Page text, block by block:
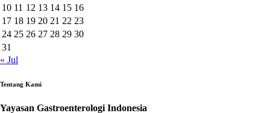
10 11 12 13 14 15 16
17 18 19 20 21 22 23
24 25 26 27 28 29 30
31
« Jul
Tentang Kami
Yayasan Gastroenterologi Indonesia